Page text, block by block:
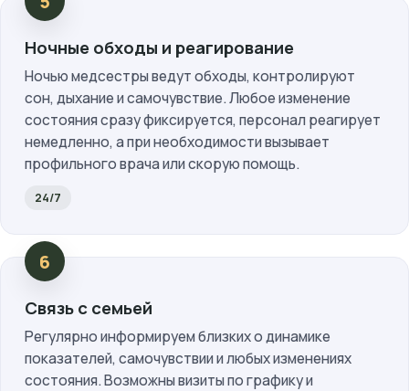
Ночные обходы и реагирование
Ночью медсестры ведут обходы, контролируют
сон, дыхание и самочувствие. Любое изменение
состояния сразу фиксируется, персонал реагирует
немедленно, а при необходимости вызывает
профильного врача или скорую помощь.
24/7
Связь с семьей
Регулярно информируем близких о динамике
показателей, самочувствии и любых изменениях
состояния. Возможны визиты по графику и